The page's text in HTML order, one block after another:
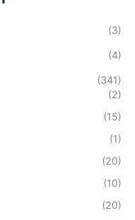
(3)
(4)
(341)
(2)
(15)
(1)
(20)
(10)
(20)